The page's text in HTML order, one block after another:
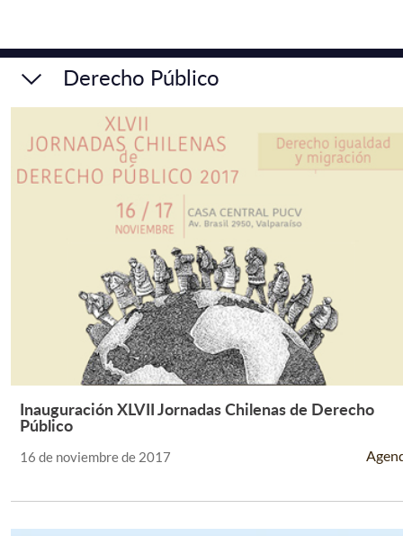
Derecho Público
Leer Más +
Inauguración XLVII Jornadas Chilenas de Derecho
Público
16 de noviembre de 2017